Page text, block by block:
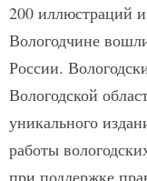
200 иллюстраций
Вологодчине
России.
Вологодской
уникального
работы
при поддержке